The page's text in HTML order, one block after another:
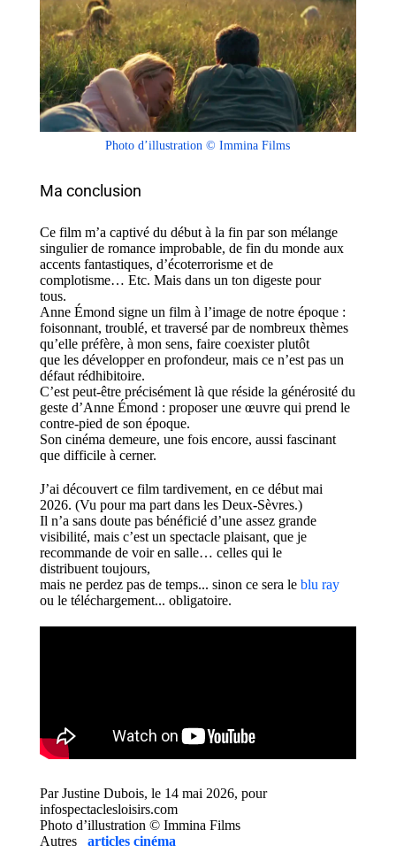
Photo d’illustration © Immina Films
Ma conclusion
Ce film m’a captivé du début à la fin par son mélange
singulier de romance improbable, de fin du monde aux
accents fantastiques, d’écoterrorisme et de
complotisme… Etc. Mais dans un ton digeste pour
tous.
Anne Émond signe un film à l’image de notre époque :
foisonnant, troublé, et traversé par de nombreux thèmes
qu’elle préfère, à mon sens, faire coexister plutôt
que les développer en profondeur, mais ce n’est pas un
défaut rédhibitoire.
C’est peut-être précisément là que réside la générosité du
geste d’Anne Émond : proposer une œuvre qui prend le
contre-pied de son époque.
Son cinéma demeure, une fois encore, aussi fascinant
que difficile à cerner.
J’ai découvert ce film tardivement, en ce début mai
2026. (Vu pour ma part dans les Deux-Sèvres.)
Il n’a sans doute pas bénéficié d’une assez grande
visibilité, mais c’est un spectacle plaisant, que je
recommande de voir en salle… celles qui le
distribuenttoujours,
mais ne perdez pas de temps... sinon ce sera le blu ray
ou le téléchargement... obligatoire.
Par Justine Dubois, le 14 mai 2026, pour
infospectaclesloisirs.com
Photo d’illustration © Immina Films
Autres articles cinéma